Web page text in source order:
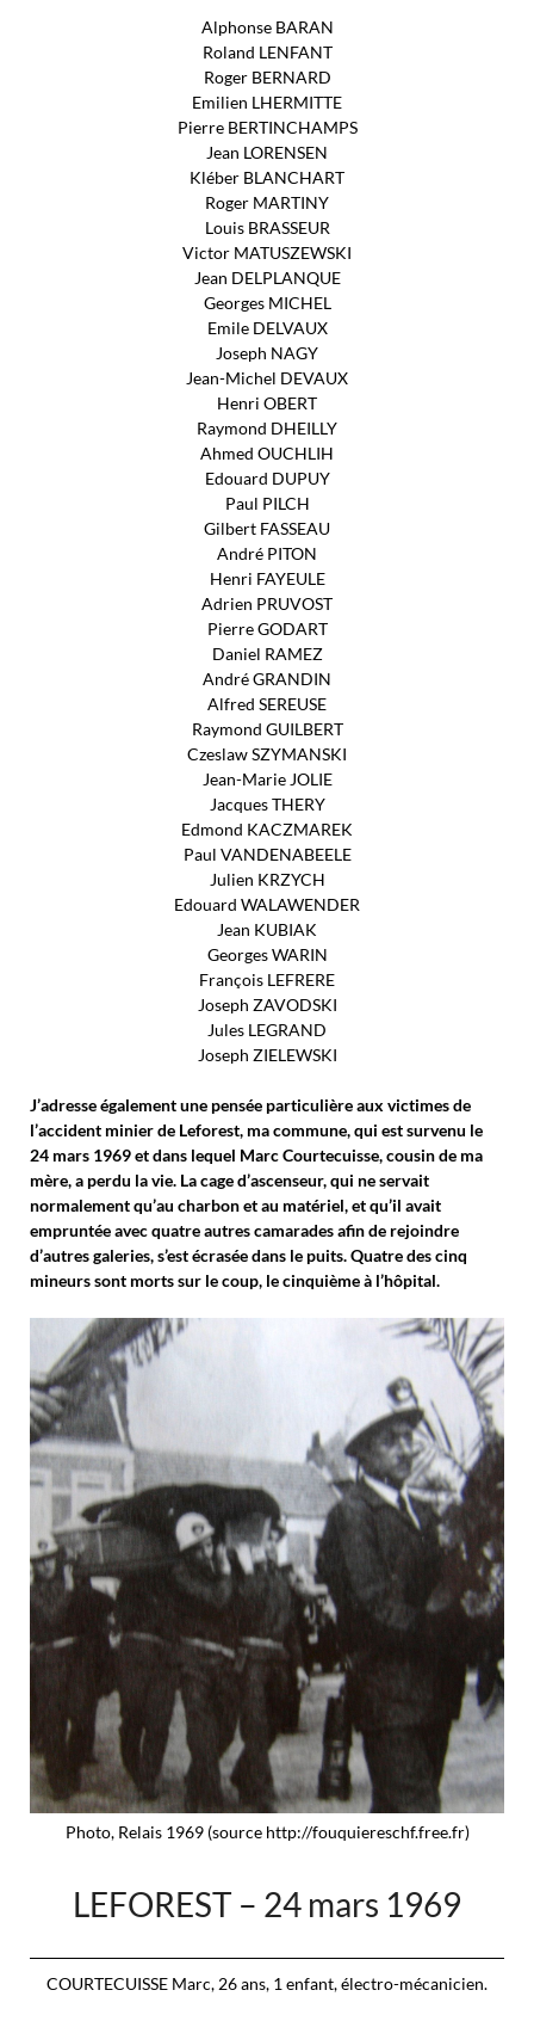
Alphonse BARAN
Roland LENFANT
Roger BERNARD
Emilien LHERMITTE
Pierre BERTINCHAMPS
Jean LORENSEN
Kléber BLANCHART
Roger MARTINY
Louis BRASSEUR
Victor MATUSZEWSKI
Jean DELPLANQUE
Georges MICHEL
Emile DELVAUX
Joseph NAGY
Jean-Michel DEVAUX
Henri OBERT
Raymond DHEILLY
Ahmed OUCHLIH
Edouard DUPUY
Paul PILCH
Gilbert FASSEAU
André PITON
Henri FAYEULE
Adrien PRUVOST
Pierre GODART
Daniel RAMEZ
André GRANDIN
Alfred SEREUSE
Raymond GUILBERT
Czeslaw SZYMANSKI
Jean-Marie JOLIE
Jacques THERY
Edmond KACZMAREK
Paul VANDENABEELE
Julien KRZYCH
Edouard WALAWENDER
Jean KUBIAK
Georges WARIN
François LEFRERE
Joseph ZAVODSKI
Jules LEGRAND
Joseph ZIELEWSKI
J’adresse également une pensée particulière aux victimes de
l’accident minier de Leforest, ma commune, qui est survenu le
24 mars 1969 et dans lequel Marc Courtecuisse, cousin de ma
mère, a perdu la vie. La cage d’ascenseur, qui ne servait
normalement qu’au charbon et au matériel, et qu’il avait
empruntée avec quatre autres camarades afin de rejoindre
d’autres galeries, s’est écrasée dans le puits. Quatre des cinq
mineurs sont morts sur le coup, le cinquième à l’hôpital.
Photo, Relais 1969 (source http://fouquiereschf.free.fr)
LEFOREST – 24 mars 1969
COURTECUISSE Marc, 26 ans, 1 enfant, électro-mécanicien.